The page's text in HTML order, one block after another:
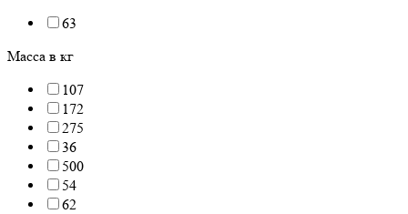
63
Масса в кг
107
172
275
36
500
54
62